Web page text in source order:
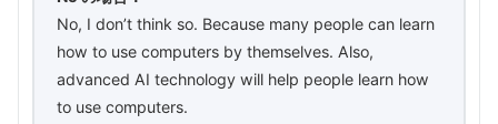
No, I don’t think so. Because many people can learn
how to use computers by themselves. Also,
advanced AI technology will help people learn how
to use computers.